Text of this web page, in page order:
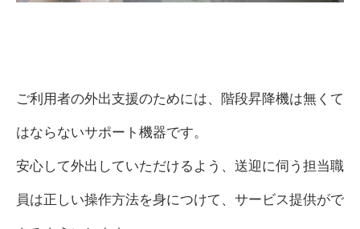
ご利用者の外出支援のためには、階段昇降機は無くて
はならないサポート機器です。
安心して外出していただけるよう、送迎に伺う担当職
員は正しい操作方法を身につけて、サービス提供がで